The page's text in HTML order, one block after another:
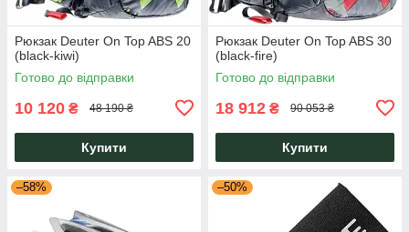
Рюкзак Deuter On Top ABS 20
(black-kiwi)
Готово до відправки
10 120 ₴ 48 190 ₴
Купити
Рюкзак Deuter On Top ABS 30
(black-fire)
Готово до відправки
18 912 ₴ 90 053 ₴
Купити
–58% –50%